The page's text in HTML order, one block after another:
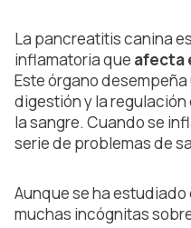
La pancreatitis canina
inflamatoria que afecta
Este órgano
digestión y la
la sangre. Cuando se
serie de problemas de
Aunque se ha
muchas incógnitas